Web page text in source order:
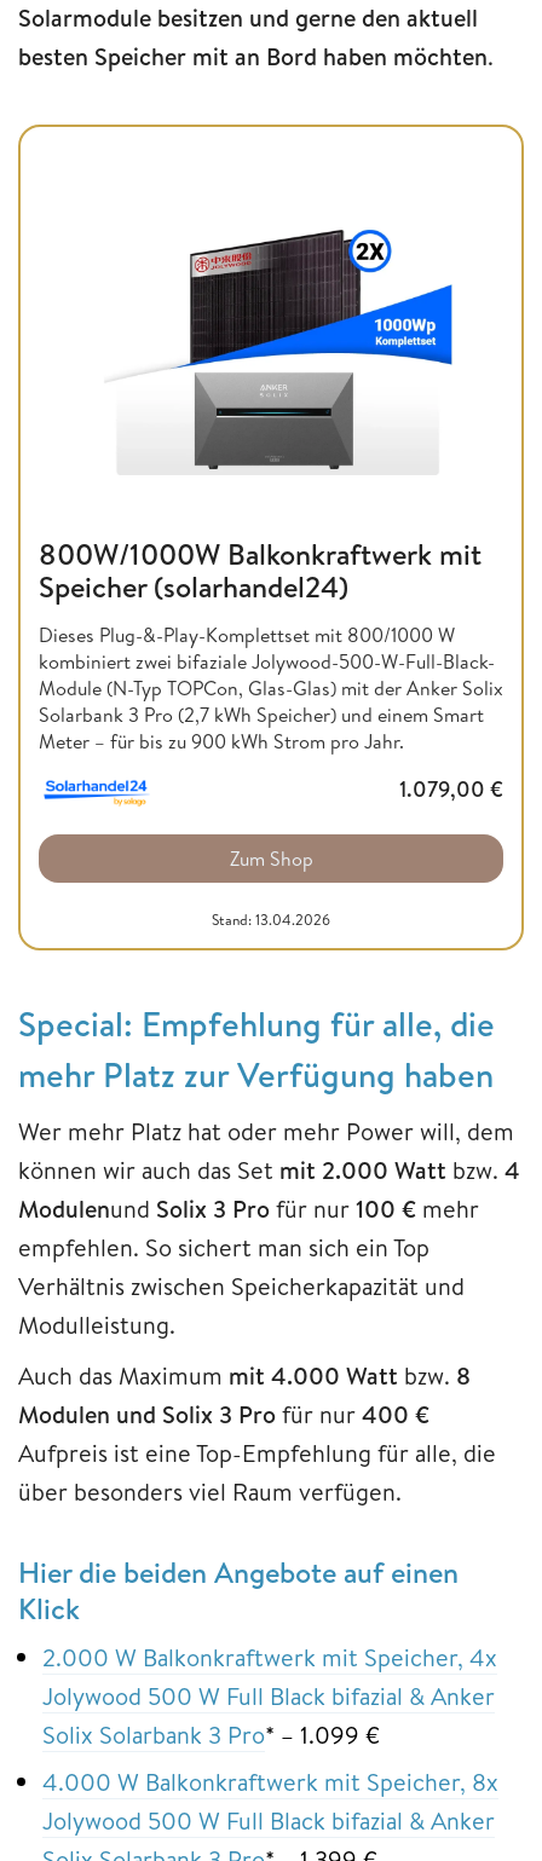
Solarmodule besitzen und gerne den aktuell
besten Speicher mit an Bord haben möchten.
800W/1000W Balkonkraftwerk mit
Speicher (solarhandel24)
Dieses Plug-&-Play-Komplettset mit 800/1000 W
kombiniert zwei bifaziale Jolywood-500-W-Full-Black-
Module (N-Typ TOPCon, Glas-Glas) mit der Anker Solix
Solarbank 3 Pro (2,7 kWh Speicher) und einem Smart
Meter – für bis zu 900 kWh Strom pro Jahr.
1.079,00 €
Zum Shop
Stand: 13.04.2026
Special: Empfehlung für alle, die
mehr Platz zur Verfügung haben
Wer mehr Platz hat oder mehr Power will, dem
können wir auch das Set mit 2.000 Watt bzw. 4
Modulenund Solix 3 Profür nur100 € mehr
empfehlen. So sichert man sich ein Top
Verhältnis zwischen Speicherkapazität und
Modulleistung.
Auch das Maximum mit 4.000 Watt bzw. 8
Modulen und Solix 3 Profür nur400 €
Aufpreis ist eine Top-Empfehlung für alle, die
über besonders viel Raum verfügen.
Hier die beiden Angebote auf einen
Klick
2.000 W Balkonkraftwerk mit Speicher, 4x
Jolywood 500 W Full Black bifazial & Anker
Solix Solarbank 3 Pro* – 1.099 €
4.000 W Balkonkraftwerk mit Speicher, 8x
Jolywood 500 W Full Black bifazial & Anker